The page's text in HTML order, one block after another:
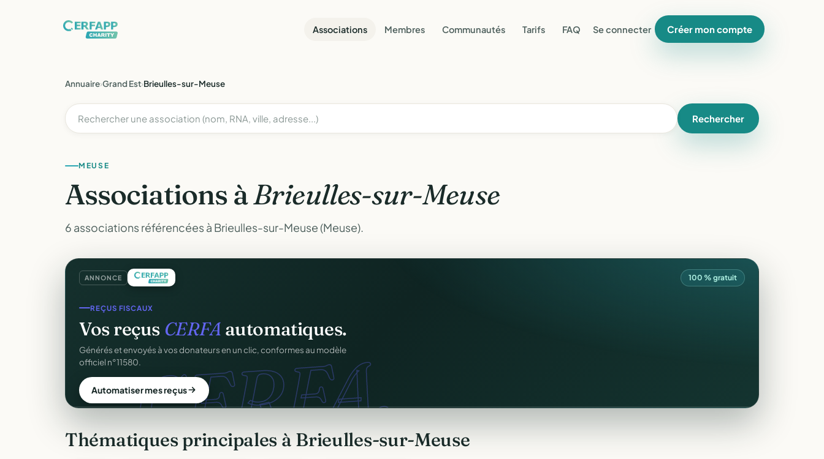
Associations Membres Communautés Tarifs FAQ Se connecter Créer mon compte
Annuaire›Grand Est›Brieulles-sur-Meuse
Rechercher
MEUSE
Associations àBrieulles-sur-Meuse
6 associations référencées à Brieulles-sur-Meuse (Meuse).
ANNONCE 100 % gratuit
CERFA.
REÇUS FISCAUX
Vos reçus CERFA automatiques.
Générés et envoyés à vos donateurs en un clic, conformes au modèle
officiel n°11580.
Automatiser mes reçus web.
SITE WEB
Votre site web d'associationoffert
Une page publique élégante et un site de collecte, prêts en cinq minutes.
Sans webmaster.
Créer mon site gratuit
Thématiques principales à Brieulles-sur-Meuse